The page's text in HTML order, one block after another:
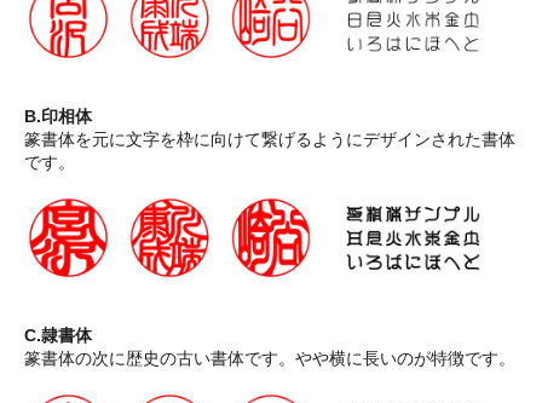
B.印相体
篆書体を元に文字を枠に向けて繋げるようにデザインされた書体
です。
C.隷書体
篆書体の次に歴史の古い書体です。やや横に長いのが特徴です。